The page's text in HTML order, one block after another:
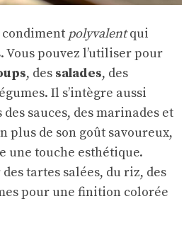
condiment polyvalentqui
Vous pouvez l’utiliser pour
, des salades, des
Il s’intègre aussi
sauces, des marinades et
plus de son goût savoureux,
une touche esthétique.
tartes salées, du riz, des
pour une finition colorée